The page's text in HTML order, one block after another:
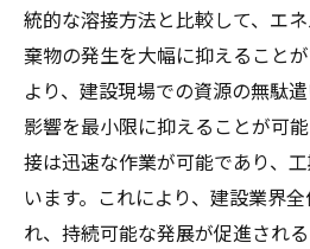
統的な溶接方法と比較して、エ
棄物の発生を大幅に抑えること
より、建設現場での資源の無駄
影響を最小限に抑えることが可
接は迅速な作業が可能であり、
います。これにより、建設業界
れ、持続可能な発展が促進される